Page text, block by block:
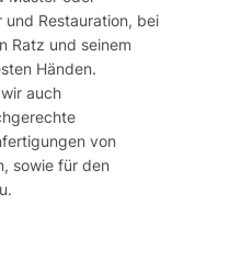
Restauration, bei
Ratz und seinem
Händen.
auch
von
sowie für den